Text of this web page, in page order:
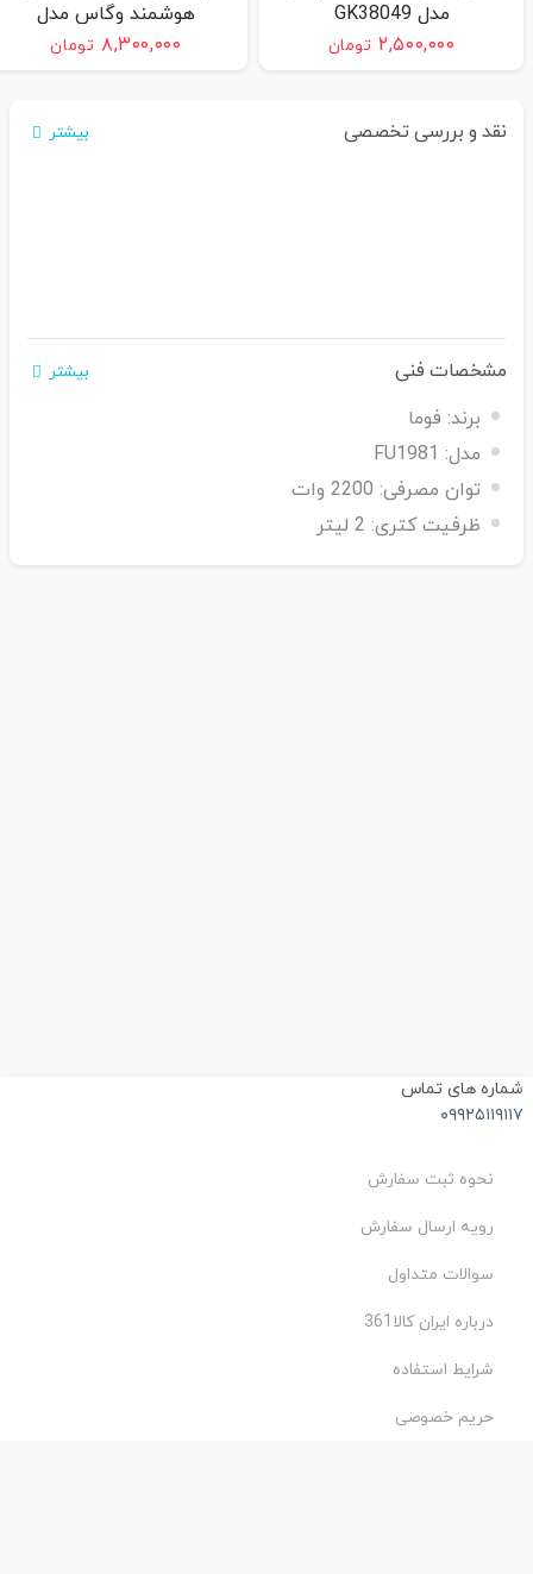
مدل GK38049
۲,۵۰۰,۰۰۰ تومان
هوشمند وگاس مدل
vtm_1335
۸,۳۰۰,۰۰۰ تومان
نقد و بررسی تخصصی بیشتر
مشخصات فنی بیشتر
برند: فوما
مدل: FU1981
توان مصرفی: 2200 وات
ظرفیت کتری: 2 لیتر
های تماس
نحوه ثبت سفارش
رویه ارسال سفارش
سوالات متداول
درباره ایران کالا361
شرایط استفاده
حریم خصوصی